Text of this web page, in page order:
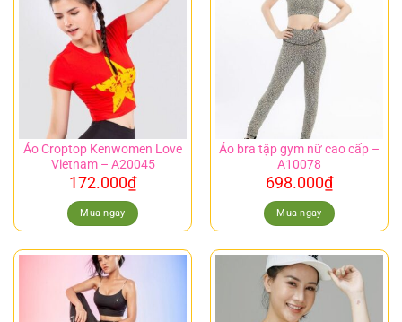
Áo Croptop Kenwomen Love
Vietnam – A20045
172.000₫
Mua ngay
Áo bra tập gym nữ cao cấp –
A10078
698.000₫
Mua ngay